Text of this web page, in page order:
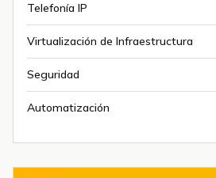
Telefonía IP
Virtualización de Infraestructura
Seguridad
Automatización